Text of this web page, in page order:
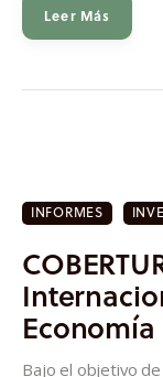
Leer Más
INFORMES
Bajo el objetivo